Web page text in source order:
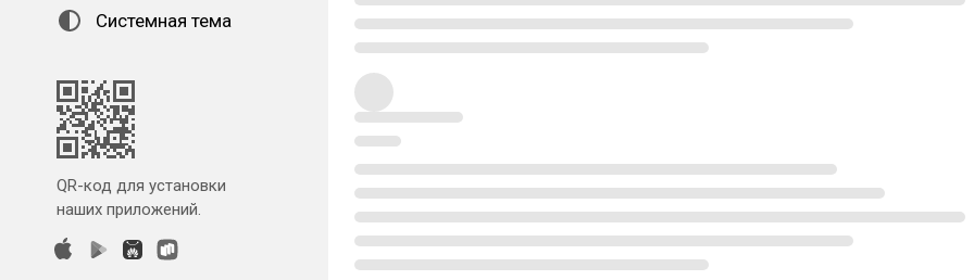
Системная тема
QR-код для установки
наших приложений.